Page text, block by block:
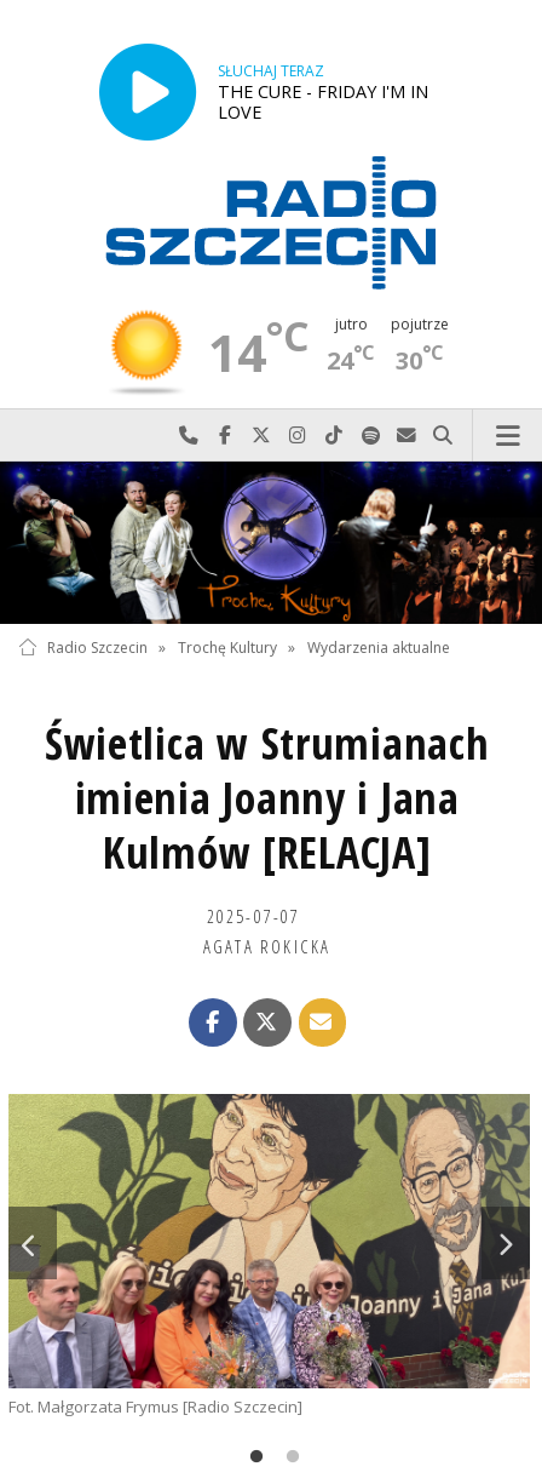
SŁUCHAJ TERAZ
THE CURE - FRIDAY I'M IN
LOVE
14°C jutro
24°C
pojutrze
30°C
Najlepiej po prostu do nas zadzwoń
Odwiedź nas na Facebook-u
Odwiedź nas na X
Odwiedź nas na Instagram-ie
Odwiedź nas na TikTok-u
Szukaj nas na Spotify
Wyślij do nas
Szukaj
Radio Szczecin » Trochę Kultury » Wydarzenia aktualne
Świetlica w Strumianach
imienia Joanny i Jana
Kulmów [RELACJA]
2025-07-07
AGATA ROKICKA
Fot. Małgorzata Frymus [Radio Szczecin]